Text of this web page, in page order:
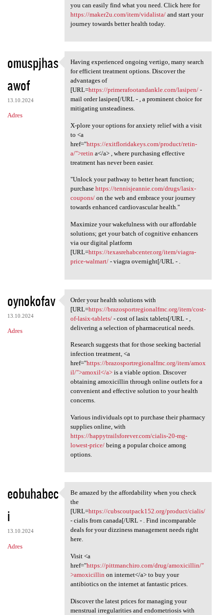
you can easily find what you need. Click here for
https://maker2u.com/item/vidalista/and start your
journey towards better health today.
omuspjhas
awof
13.10.2024
Adres
Having experienced ongoing
Having experienced ongoing vertigo, many search
for efficient treatment options. Discover the
advantages of
[URL=https://primerafootandankle.com/lasipen/-
mail order lasipen[/URL - , a prominent choice for
mitigating unsteadiness.
X-plore your options for anxiety relief with a visit
to <a
href="https://exitfloridakeys.com/product/retin-
a/">retin a</a> , where purchasing effective
treatment has never been easier.
"Unlock your pathway to better heart function;
purchase https://tennisjeannie.com/drugs/lasix-
coupons/on the web and embrace your journey
towards enhanced cardiovascular health."
Maximize your wakefulness with our affordable
solutions; get your batch of cognitive enhancers
via our digital platform
[URL=https://texasrehabcenter.org/item/viagra-
price-walmart/- viagra overnight[/URL - .
oynokofav
13.10.2024
Adres
Order your health solutions
Order your health solutions with
[URL=https://brazosportregionalfmc.org/item/cost-
of-lasix-tablets/- cost of lasix tablets[/URL - ,
delivering a selection of pharmaceutical needs.
Research suggests that for those seeking bacterial
infection treatment, <a
href="https://brazosportregionalfmc.org/item/amox
il/">amoxil</a>is a viable option. Discover
obtaining amoxicillin through online outlets for a
convenient and effective solution to your health
concerns.
Various individuals opt to purchase their pharmacy
supplies online, with
https://happytrailsforever.com/cialis-20-mg-
lowest-price/being a popular choice among
options.
eobuhabec
i
13.10.2024
Adres
Be amazed by the
Be amazed by the affordability when you check
the
[URL=https://cubscoutpack152.org/product/cialis/
- cialis from canada[/URL - . Find incomparable
deals for your dizziness management needs right
here.
Visit <a
href="https://pittmanchiro.com/drug/amoxicillin/"
>amoxicillin on internet</a> to buy your
antibiotics on the internet at fantastic prices.
Discover the latest prices for managing your
menstrual irregularities and endometriosis with